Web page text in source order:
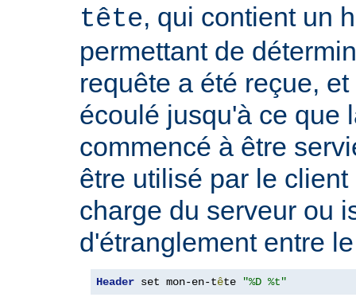
tête, qui contient un
permettant de
requête a été reçue,
écoulé jusqu'à ce que
commencé à être
être utilisé par le
charge du serveur ou
d'étranglement entre
Header set mon-en-tête "%D %t"